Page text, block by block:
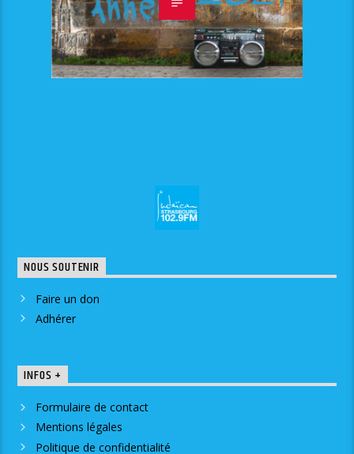
NOUS SOUTENIR
Faire un don
Adhérer
INFOS +
Formulaire de contact
Mentions légales
Politique de confidentialité